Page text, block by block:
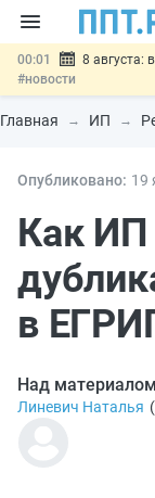
00:01
8 августа:
#новости
07.08 Подписан
«Честный знак»
07.08 Госпошлину
07.08
Важно
отношений
#новости
Главная ИП
Опубликовано: 19
Как ИП
в
Над
Линевич Наталья (